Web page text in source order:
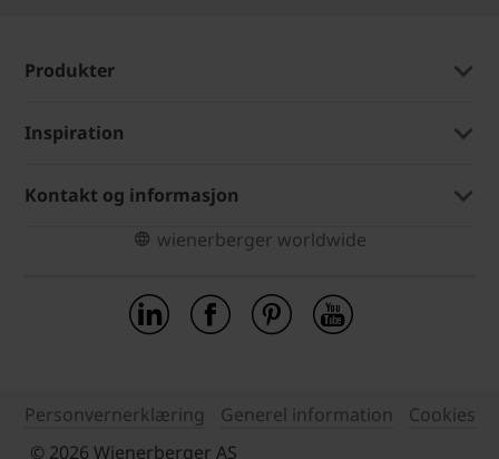
Produkter
Inspiration
Kontakt og informasjon
wienerberger worldwide
Personvernerklæring Generel information
Cookies
© 2026 Wienerberger AS